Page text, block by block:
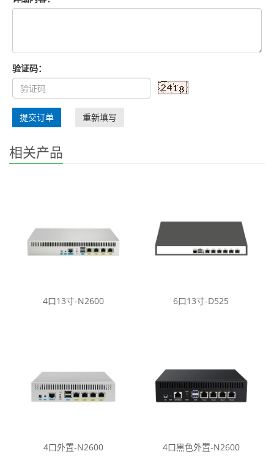
验证码：
提交订单 重新填写
相关产品
4口13寸-N2600 6口13寸-D525
4口外置-N2600 4口黑色外置-N2600